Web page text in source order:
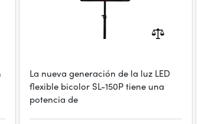
La nueva generación de la luz LED
flexible bicolor SL-150P tiene una
potencia de